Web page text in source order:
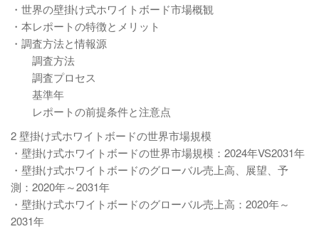
・世界の壁掛け式ホワイトボード市場概観
・本レポートの特徴とメリット
・調査方法と情報源
調査方法
調査プロセス
基準年
レポートの前提条件と注意点
2 壁掛け式ホワイトボードの世界市場規模
・壁掛け式ホワイトボードの世界市場規模：2024年VS2031年
・壁掛け式ホワイトボードのグローバル売上高、展望、予
測：2020年～2031年
・壁掛け式ホワイトボードのグローバル売上高：2020年～
2031年